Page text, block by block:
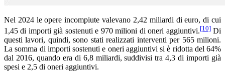
Nel 2024 le opere incompiute valevano 2,42 miliardi di euro, di cui
1,45 di importi già sostenuti e 970 milioni di oneri aggiuntivi.[10]Di
questi lavori, quindi, sono stati realizzati interventi per 565 milioni.
La somma di importi sostenuti e oneri aggiuntivi si è ridotta del 64%
dal 2016, quando era di 6,8 miliardi, suddivisi tra 4,3 di importi già
spesi e 2,5 di oneri aggiuntivi.